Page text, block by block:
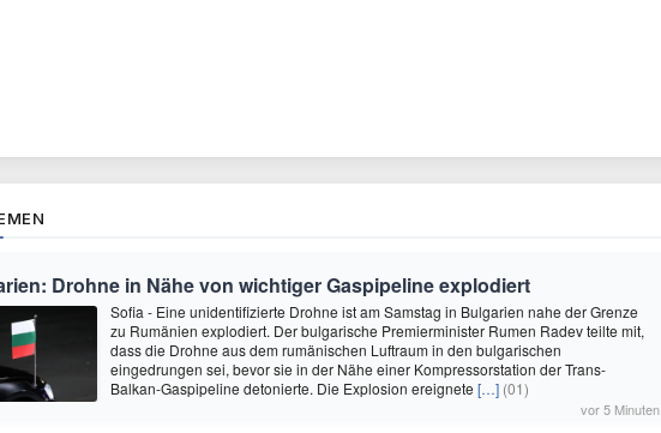
Drohne in Nähe von wichtiger Gaspipeline explodiert
Sofia - Eine unidentifizierte Drohne ist am Samstag in Bulgarien nahe der Grenze
zu Rumänien explodiert. Der bulgarische Premierminister Rumen Radev teilte mit,
dass die Drohne aus dem rumänischen Luftraum in den bulgarischen
eingedrungen sei, bevor sie in der Nähe einer Kompressorstation der Trans-
Balkan-Gaspipeline detonierte. Die Explosion ereignete […] (01)
vor 5 Minuten